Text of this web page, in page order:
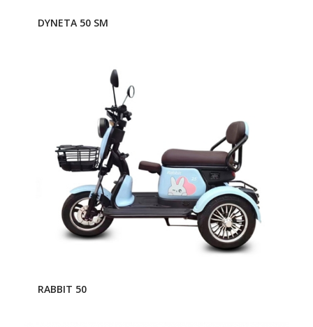
DYNETA 50 SM
RABBIT 50